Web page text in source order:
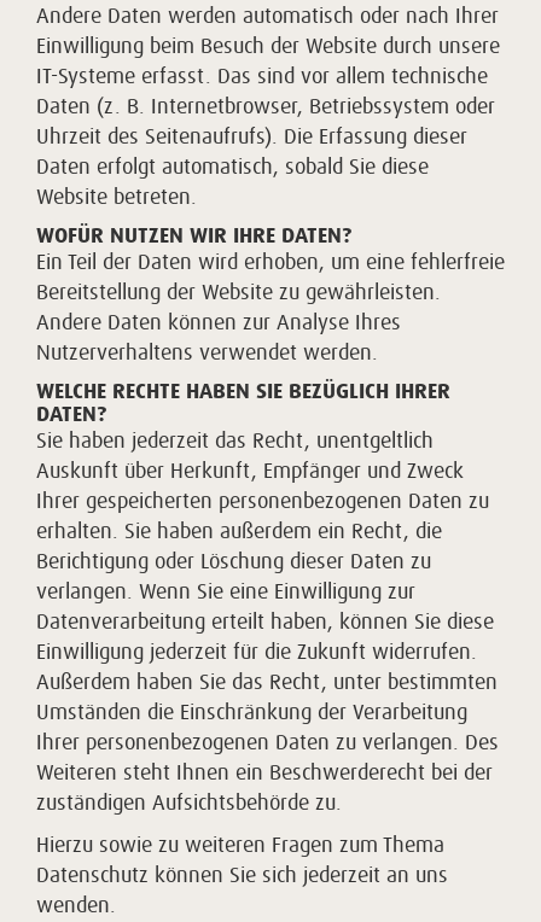
Andere Daten werden automatisch oder nach Ihrer
Einwilligung beim Besuch der Website durch unsere
IT-Systeme erfasst. Das sind vor allem technische
Daten (z. B. Internetbrowser, Betriebssystem oder
Uhrzeit des Seitenaufrufs). Die Erfassung dieser
Daten erfolgt automatisch, sobald Sie diese
Website betreten.
WOFÜR NUTZEN WIR IHRE DATEN?
Ein Teil der Daten wird erhoben, um eine fehlerfreie
Bereitstellung der Website zu gewährleisten.
Andere Daten können zur Analyse Ihres
Nutzerverhaltens verwendet werden.
WELCHE RECHTE HABEN SIE BEZÜGLICH IHRER
DATEN?
Sie haben jederzeit das Recht, unentgeltlich
Auskunft über Herkunft, Empfänger und Zweck
Ihrer gespeicherten personenbezogenen Daten zu
erhalten. Sie haben außerdem ein Recht, die
Berichtigung oder Löschung dieser Daten zu
verlangen. Wenn Sie eine Einwilligung zur
Datenverarbeitung erteilt haben, können Sie diese
Einwilligung jederzeit für die Zukunft widerrufen.
Außerdem haben Sie das Recht, unter bestimmten
Umständen die Einschränkung der Verarbeitung
Ihrer personenbezogenen Daten zu verlangen. Des
Weiteren steht Ihnen ein Beschwerderecht bei der
zuständigen Aufsichtsbehörde zu.
Hierzu sowie zu weiteren Fragen zum Thema
Datenschutz können Sie sich jederzeit an uns
wenden.